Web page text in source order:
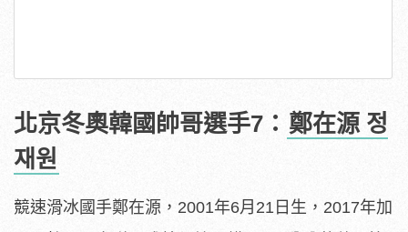
北京冬奧韓國帥哥選手7： 鄭在源 정
재원
競速滑冰國手鄭在源，2001年6月21日生，2017年加